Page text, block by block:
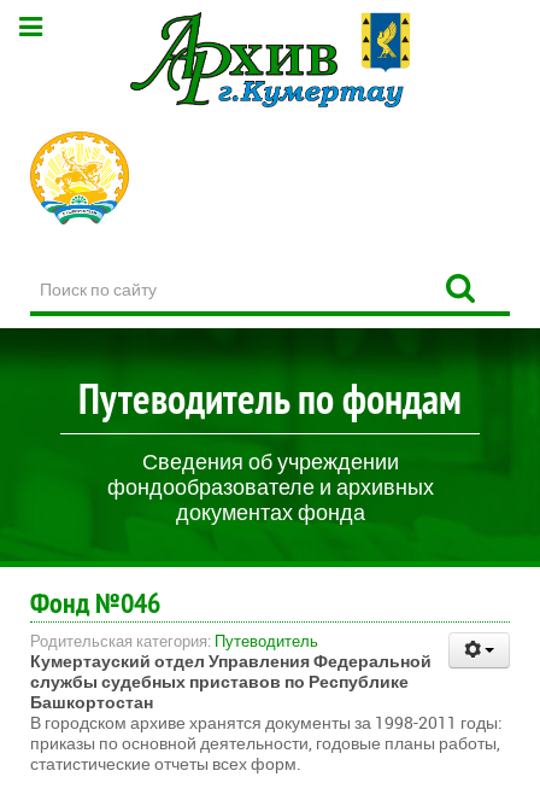
по
сайту
Путеводитель по фондам
Сведения об учреждении
фондообразователе и архивных
документах фонда
Фонд №046
Родительская категория: Путеводитель
Кумертауский отдел Управления Федеральной
службы судебных приставов по Республике
Башкортостан
В городском архиве хранятся документы за 1998-2011 годы:
приказы по основной деятельности, годовые планы работы,
статистические отчеты всех форм.